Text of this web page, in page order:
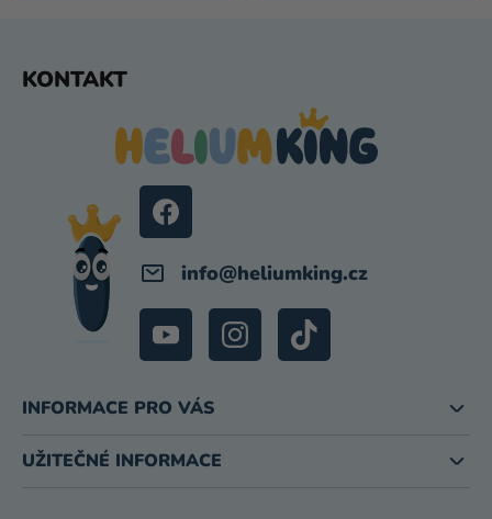
KONTAKT
info@heliumking.cz
INFORMACE PRO VÁS
UŽITEČNÉ INFORMACE